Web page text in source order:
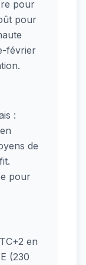
pour
pour
février
:
de
pour
en
(230